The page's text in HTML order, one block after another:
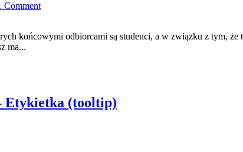
Comment
końcowymi odbiorcami są studenci, a w związku z tym,
ma...
Etykietka (tooltip)